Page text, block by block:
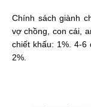
Chính sách giành
vợ chồng, con cái,
chiết khấu: 1%. 4-6
2%.